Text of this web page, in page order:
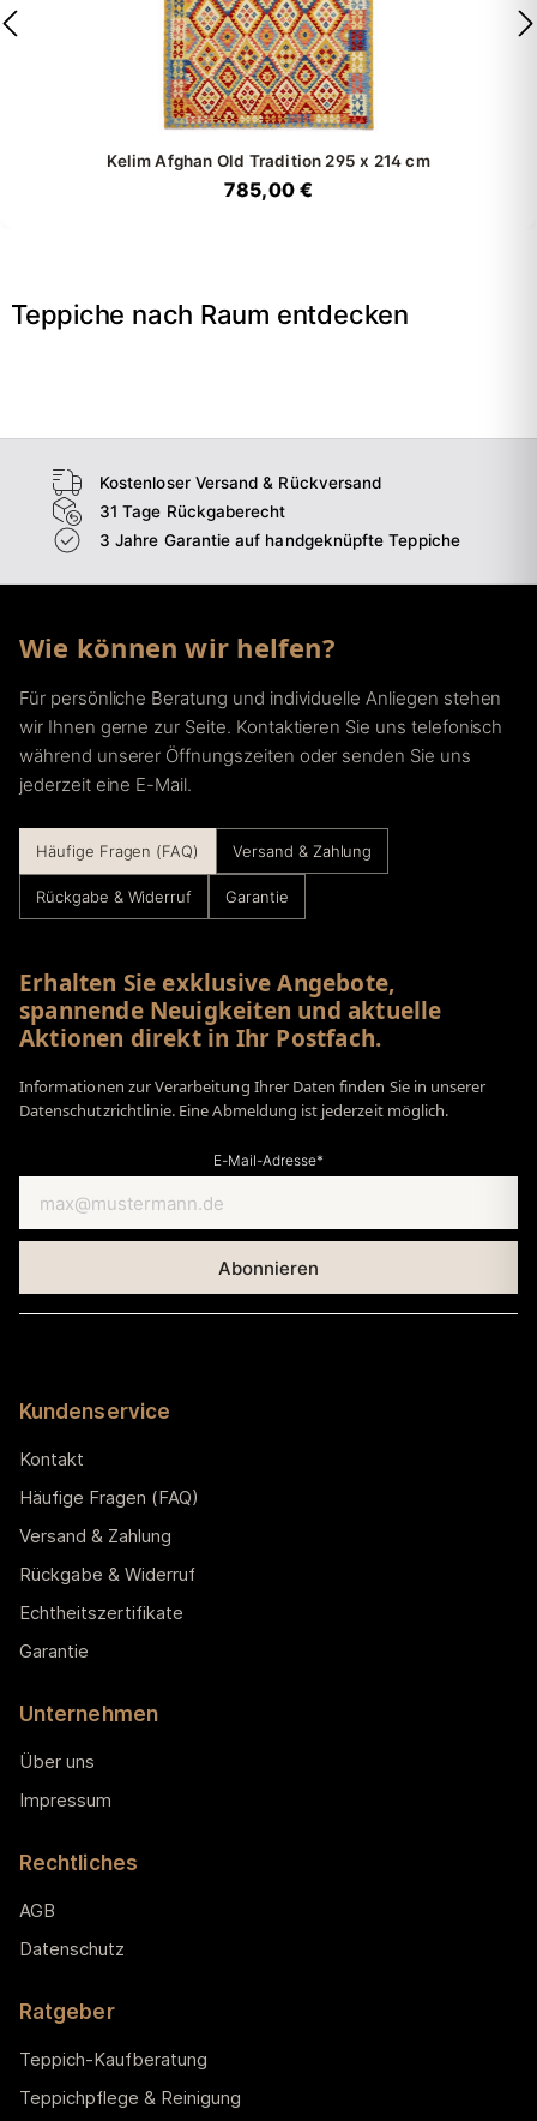
Kelim Afghan Old Tradition 295 x 214 cm
785,00 €
Teppiche nach Raum entdecken
Wohnzimmer
Kostenloser Versand & Rückversand
31 Tage Rückgaberecht
3 Jahre Garantie auf handgeknüpfte Teppiche
Wie können wir helfen?
Für persönliche Beratung und individuelle Anliegen stehen
wir Ihnen gerne zur Seite. Kontaktieren Sie uns telefonisch
während unserer Öffnungszeiten oder senden Sie uns
jederzeit eine E-Mail.
Häufige Fragen (FAQ) Versand & Zahlung
Rückgabe & Widerruf Garantie
Erhalten Sie exklusive Angebote,
spannende Neuigkeiten und aktuelle
Aktionen direkt in Ihr Postfach.
Informationen zur Verarbeitung Ihrer Daten finden Sie in unserer
Datenschutzrichtlinie. Eine Abmeldung ist jederzeit möglich.
E-Mail-Adresse*
Kundenservice
Kontakt
Häufige Fragen (FAQ)
Versand & Zahlung
Rückgabe & Widerruf
Echtheitszertifikate
Garantie
Unternehmen
Über uns
Impressum
Rechtliches
AGB
Datenschutz
Ratgeber
Teppich-Kaufberatung
Teppichpflege & Reinigung